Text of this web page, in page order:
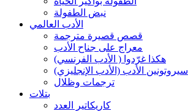
نبض الطفولة
الأدب العالمي
قصص قصيرة مترجمة
معراج على جناح الأدب
هكذا غرّدوا ( الأدب الفرنسي)
سيروتونين الأدب (الأدب الإنجليزي)
ترجمات وظلال
بتلات
كاريكاتير العدد